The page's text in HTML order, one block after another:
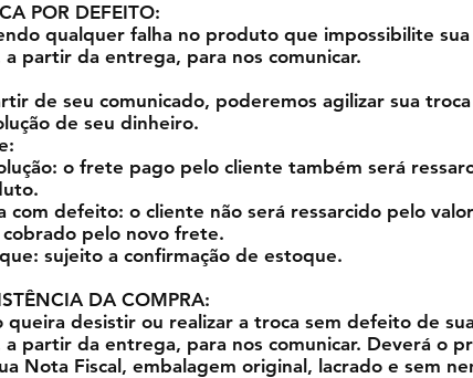
POR DEFEITO:
qualquer falha no produto que impossibilite
a partir da entrega, para nos comunicar.
de seu comunicado, poderemos agilizar sua
de seu dinheiro.
o frete pago pelo cliente também será
com defeito: o cliente não será ressarcido pelo
cobrado pelo novo frete.
sujeito a confirmação de estoque.
DA COMPRA:
queira desistir ou realizar a troca sem defeito de
a partir da entrega, para nos comunicar. Deverá o
Nota Fiscal, embalagem original, lacrado e sem